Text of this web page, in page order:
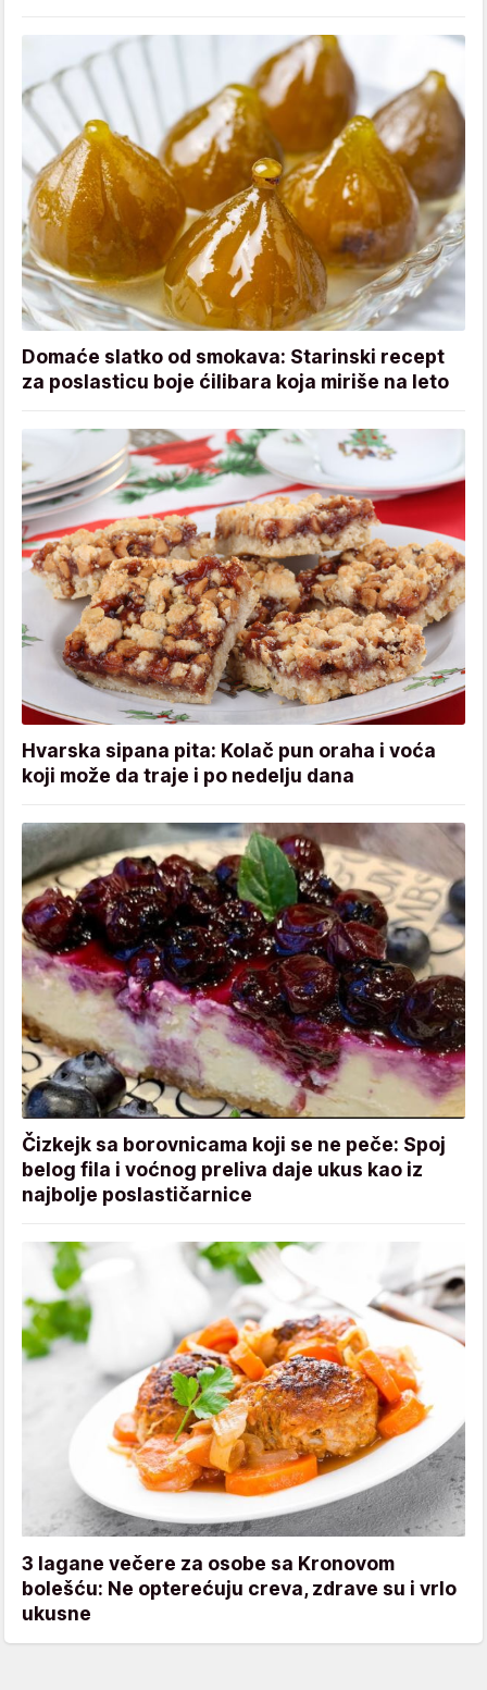
Domaće slatko od smokava: Starinski recept
za poslasticu boje ćilibara koja miriše na leto
Hvarska sipana pita: Kolač pun oraha i voća
koji može da traje i po nedelju dana
Čizkejk sa borovnicama koji se ne peče: Spoj
belog fila i voćnog preliva daje ukus kao iz
najbolje poslastičarnice
3 lagane večere za osobe sa Kronovom
bolešću: Ne opterećuju creva, zdrave su i vrlo
ukusne